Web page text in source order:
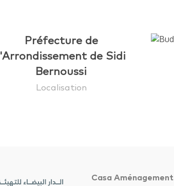
Préfecture de
l'Arrondissement de Sidi
Bernoussi
Localisation
Casa Aménagement